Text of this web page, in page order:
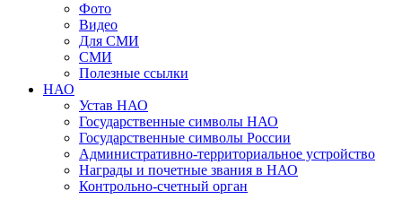
Фото
Видео
Для СМИ
СМИ
Полезные ссылки
НАО
Устав НАО
Государственные символы НАО
Государственные символы России
Административно-территориальное устройство
Награды и почетные звания в НАО
Контрольно-счетный орган